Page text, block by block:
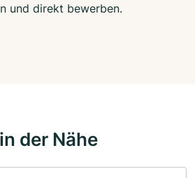
und direkt bewerben.
der Nähe